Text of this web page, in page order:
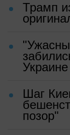
Трамп
Украине
Шаг
позор"